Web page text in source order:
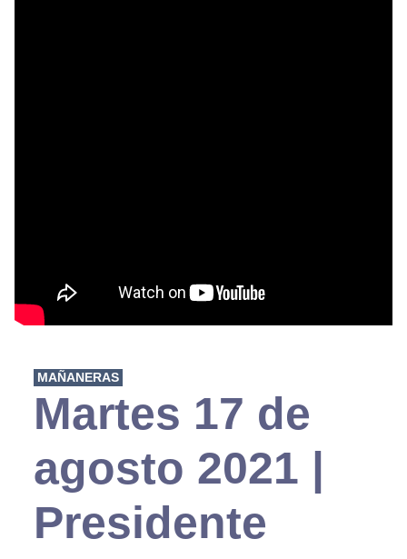
MAÑANERAS
Martes 17 de
agosto 2021 |
Presidente